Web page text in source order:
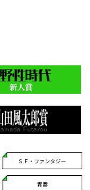
ＳＦ・ファンタジー
青春